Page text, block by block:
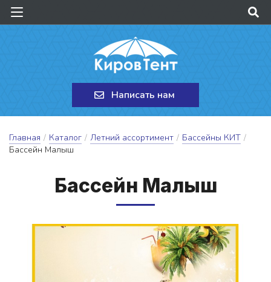
Написать нам
Главная / Каталог / Летний ассортимент / Бассейны КИТ /
Бассейн Малыш
Бас­сейн Ма­лыш